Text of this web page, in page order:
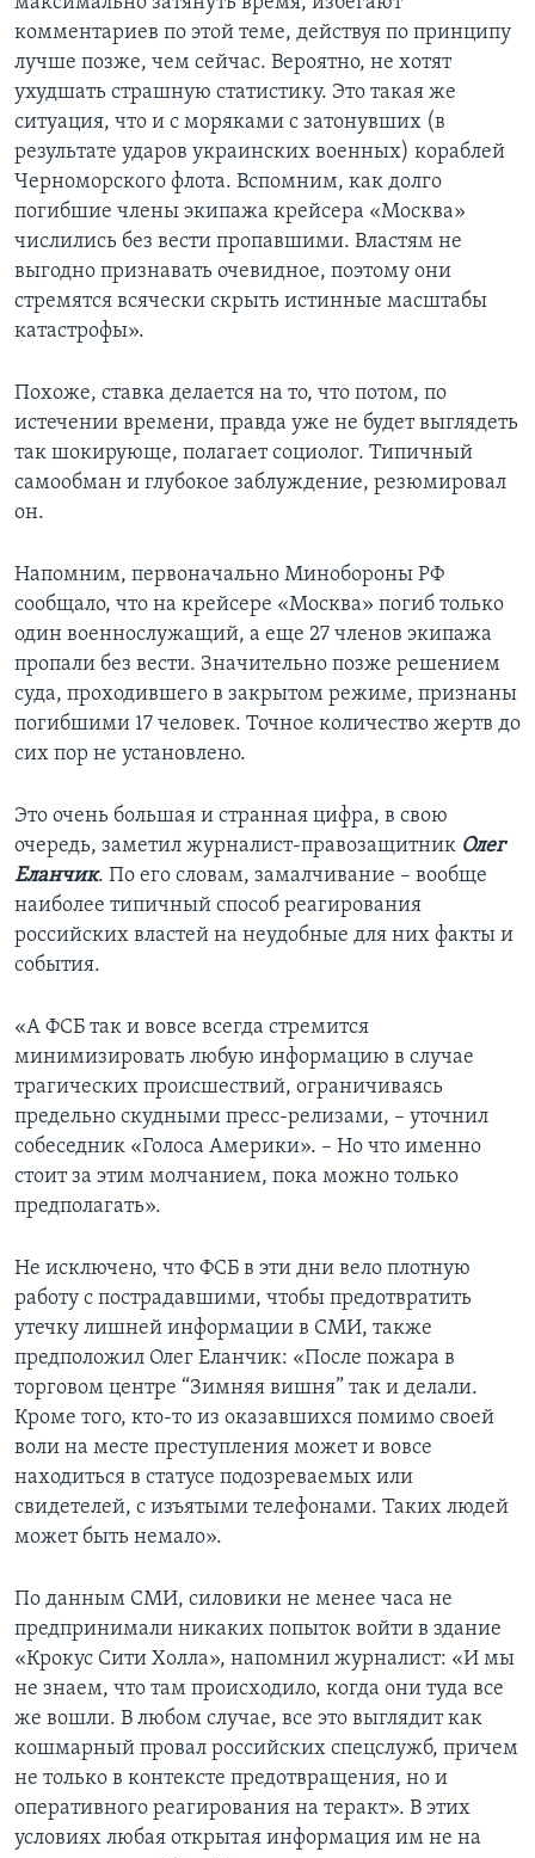
комментариев по этой теме, действуя по принципу
лучше позже, чем сейчас. Вероятно, не хотят
ухудшать страшную статистику. Это такая же
ситуация, что и с моряками с затонувших (в
результате ударов украинских военных) кораблей
Черноморского флота. Вспомним, как долго
погибшие члены экипажа крейсера «Москва»
числились без вести пропавшими. Властям не
выгодно признавать очевидное, поэтому они
стремятся всячески скрыть истинные масштабы
катастрофы».
Похоже, ставка делается на то, что потом, по
истечении времени, правда уже не будет выглядеть
так шокирующе, полагает социолог. Типичный
самообман и глубокое заблуждение, резюмировал
он.
Напомним, первоначально Минобороны РФ
сообщало, что на крейсере «Москва» погиб только
один военнослужащий, а еще 27 членов экипажа
пропали без вести. Значительно позже решением
суда, проходившего в закрытом режиме, признаны
погибшими 17 человек. Точное количество жертв до
сих пор не установлено.
Это очень большая и странная цифра, в свою
очередь, заметил журналист-правозащитник Олег
Еланчик. По его словам, замалчивание – вообще
наиболее типичный способ реагирования
российских властей на неудобные для них факты и
события.
«А ФСБ так и вовсе всегда стремится
минимизировать любую информацию в случае
трагических происшествий, ограничиваясь
предельно скудными пресс-релизами, – уточнил
собеседник «Голоса Америки». – Но что именно
стоит за этим молчанием, пока можно только
предполагать».
Не исключено, что ФСБ в эти дни вело плотную
работу с пострадавшими, чтобы предотвратить
утечку лишней информации в СМИ, также
предположил Олег Еланчик: «После пожара в
торговом центре “Зимняя вишня” так и делали.
Кроме того, кто-то из оказавшихся помимо своей
воли на месте преступления может и вовсе
находиться в статусе подозреваемых или
свидетелей, с изъятыми телефонами. Таких людей
может быть немало».
По данным СМИ, силовики не менее часа не
предпринимали никаких попыток войти в здание
«Крокус Сити Холла», напомнил журналист: «И мы
не знаем, что там происходило, когда они туда все
же вошли. В любом случае, все это выглядит как
кошмарный провал российских спецслужб, причем
не только в контексте предотвращения, но и
оперативного реагирования на теракт». В этих
условиях любая открытая информация им не на